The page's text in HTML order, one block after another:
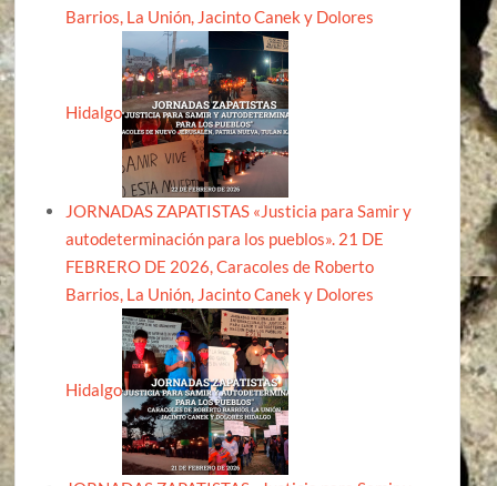
Barrios, La Unión, Jacinto Canek y Dolores
Hidalgo
JORNADAS ZAPATISTAS «Justicia para Samir y
autodeterminación para los pueblos». 21 DE
FEBRERO DE 2026, Caracoles de Roberto
Barrios, La Unión, Jacinto Canek y Dolores
Hidalgo